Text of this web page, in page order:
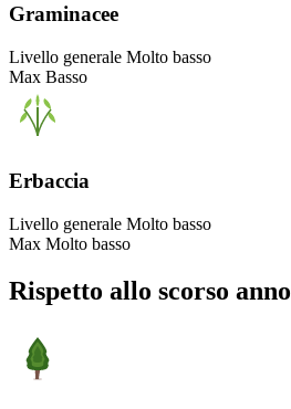
Graminacee
Livello generale Molto basso
Max Basso
Erbaccia
Livello generale Molto basso
Max Molto basso
Rispetto allo scorso anno